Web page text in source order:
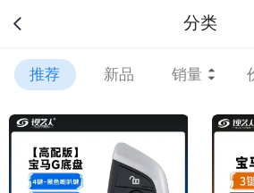
分类
推荐 新品 销量